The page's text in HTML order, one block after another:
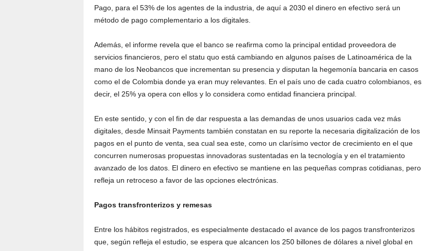
Pago, para el 53% de los agentes de la industria, de aquí a 2030 el dinero en efectivo será un
método de pago complementario a los digitales.
Además, el informe revela que el banco se reafirma como la principal entidad proveedora de
servicios financieros, pero el statu quo está cambiando en algunos países de Latinoamérica de la
mano de los Neobancos que incrementan su presencia y disputan la hegemonía bancaria en casos
como el de Colombia donde ya eran muy relevantes. En el país uno de cada cuatro colombianos, es
decir, el 25% ya opera con ellos y lo considera como entidad financiera principal.
En este sentido, y con el fin de dar respuesta a las demandas de unos usuarios cada vez más
digitales, desde Minsait Payments también constatan en su reporte la necesaria digitalización de los
pagos en el punto de venta, sea cual sea este, como un clarísimo vector de crecimiento en el que
concurren numerosas propuestas innovadoras sustentadas en la tecnología y en el tratamiento
avanzado de los datos. El dinero en efectivo se mantiene en las pequeñas compras cotidianas, pero
refleja un retroceso a favor de las opciones electrónicas.
Pagos transfronterizos y remesas
Entre los hábitos registrados, es especialmente destacado el avance de los pagos transfronterizos
que, según refleja el estudio, se espera que alcancen los 250 billones de dólares a nivel global en